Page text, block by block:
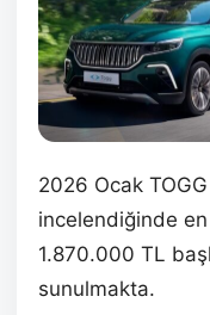
2026 Ocak
incelendiğinde
1.870.000 TL
sunulmakta.